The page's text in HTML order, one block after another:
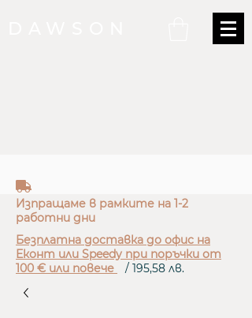
truck
Изпращаме в рамките на 1-2
работни дни
Безплатна доставка до офис на
Еконт или Speedy при поръчки от
100 € или повече
/ 195,58 лв.